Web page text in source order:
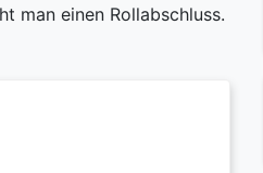
man einen Rollabschluss.